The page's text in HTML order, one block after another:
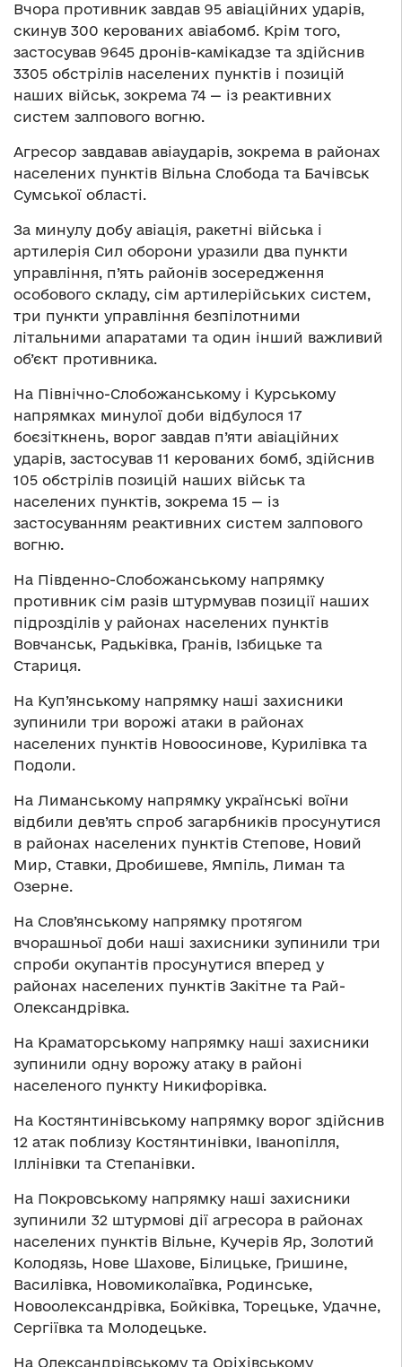
Вчора противник завдав 95 авіаційних ударів,
скинув 300 керованих авіабомб. Крім того,
застосував 9645 дронів-камікадзе та здійснив
3305 обстрілів населених пунктів і позицій
наших військ, зокрема 74 — із реактивних
систем залпового вогню.
Агресор завдавав авіаударів, зокрема в районах
населених пунктів Вільна Слобода та Бачівськ
Сумської області.
За минулу добу авіація, ракетні війська і
артилерія Сил оборони уразили два пункти
управління, п’ять районів зосередження
особового складу, сім артилерійських систем,
три пункти управління безпілотними
літальними апаратами та один інший важливий
об’єкт противника.
На Північно-Слобожанському і Курському
напрямках минулої доби відбулося 17
боєзіткнень, ворог завдав п’яти авіаційних
ударів, застосував 11 керованих бомб, здійснив
105 обстрілів позицій наших військ та
населених пунктів, зокрема 15 — із
застосуванням реактивних систем залпового
вогню.
На Південно-Слобожанському напрямку
противник сім разів штурмував позиції наших
підрозділів у районах населених пунктів
Вовчанськ, Радьківка, Гранів, Ізбицьке та
Стариця.
На Куп’янському напрямку наші захисники
зупинили три ворожі атаки в районах
населених пунктів Новоосинове, Курилівка та
Подоли.
На Лиманському напрямку українські воїни
відбили дев’ять спроб загарбників просунутися
в районах населених пунктів Степове, Новий
Мир, Ставки, Дробишеве, Ямпіль, Лиман та
Озерне.
На Слов’янському напрямку протягом
вчорашньої доби наші захисники зупинили три
спроби окупантів просунутися вперед у
районах населених пунктів Закітне та Рай-
Олександрівка.
На Краматорському напрямку наші захисники
зупинили одну ворожу атаку в районі
населеного пункту Никифорівка.
На Костянтинівському напрямку ворог здійснив
12 атак поблизу Костянтинівки, Іванопілля,
Іллінівки та Степанівки.
На Покровському напрямку наші захисники
зупинили 32 штурмові дії агресора в районах
населених пунктів Вільне, Кучерів Яр, Золотий
Колодязь, Нове Шахове, Білицьке, Гришине,
Василівка, Новомиколаївка, Родинське,
Новоолександрівка, Бойківка, Торецьке, Удачне,
Сергіївка та Молодецьке.
На Олександрівському та Оріхівському